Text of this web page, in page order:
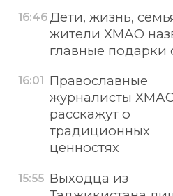
16:46Дети, жизнь,
жители ХМАО
главные подарки
16:01
Православные
журналисты
расскажут о
традиционных
ценностях
15:55 Выходца из